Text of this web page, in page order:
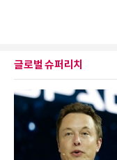
글로벌 슈퍼리치